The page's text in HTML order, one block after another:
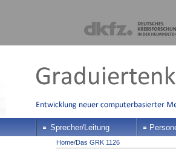
Sprecher/Leitung
Home/Das GRK 1126